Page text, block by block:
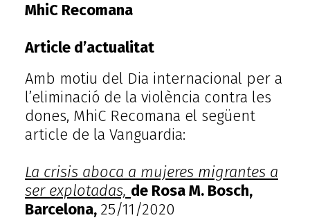
MhiC Recomana
Article d’actualitat
Amb motiu del Dia internacional per a
l’eliminació de la violència contra les
dones, MhiC Recomana el següent
article de la Vanguardia:
La crisis aboca a mujeres migrantes a
ser explotadas, de Rosa M. Bosch,
Barcelona, 25/11/2020